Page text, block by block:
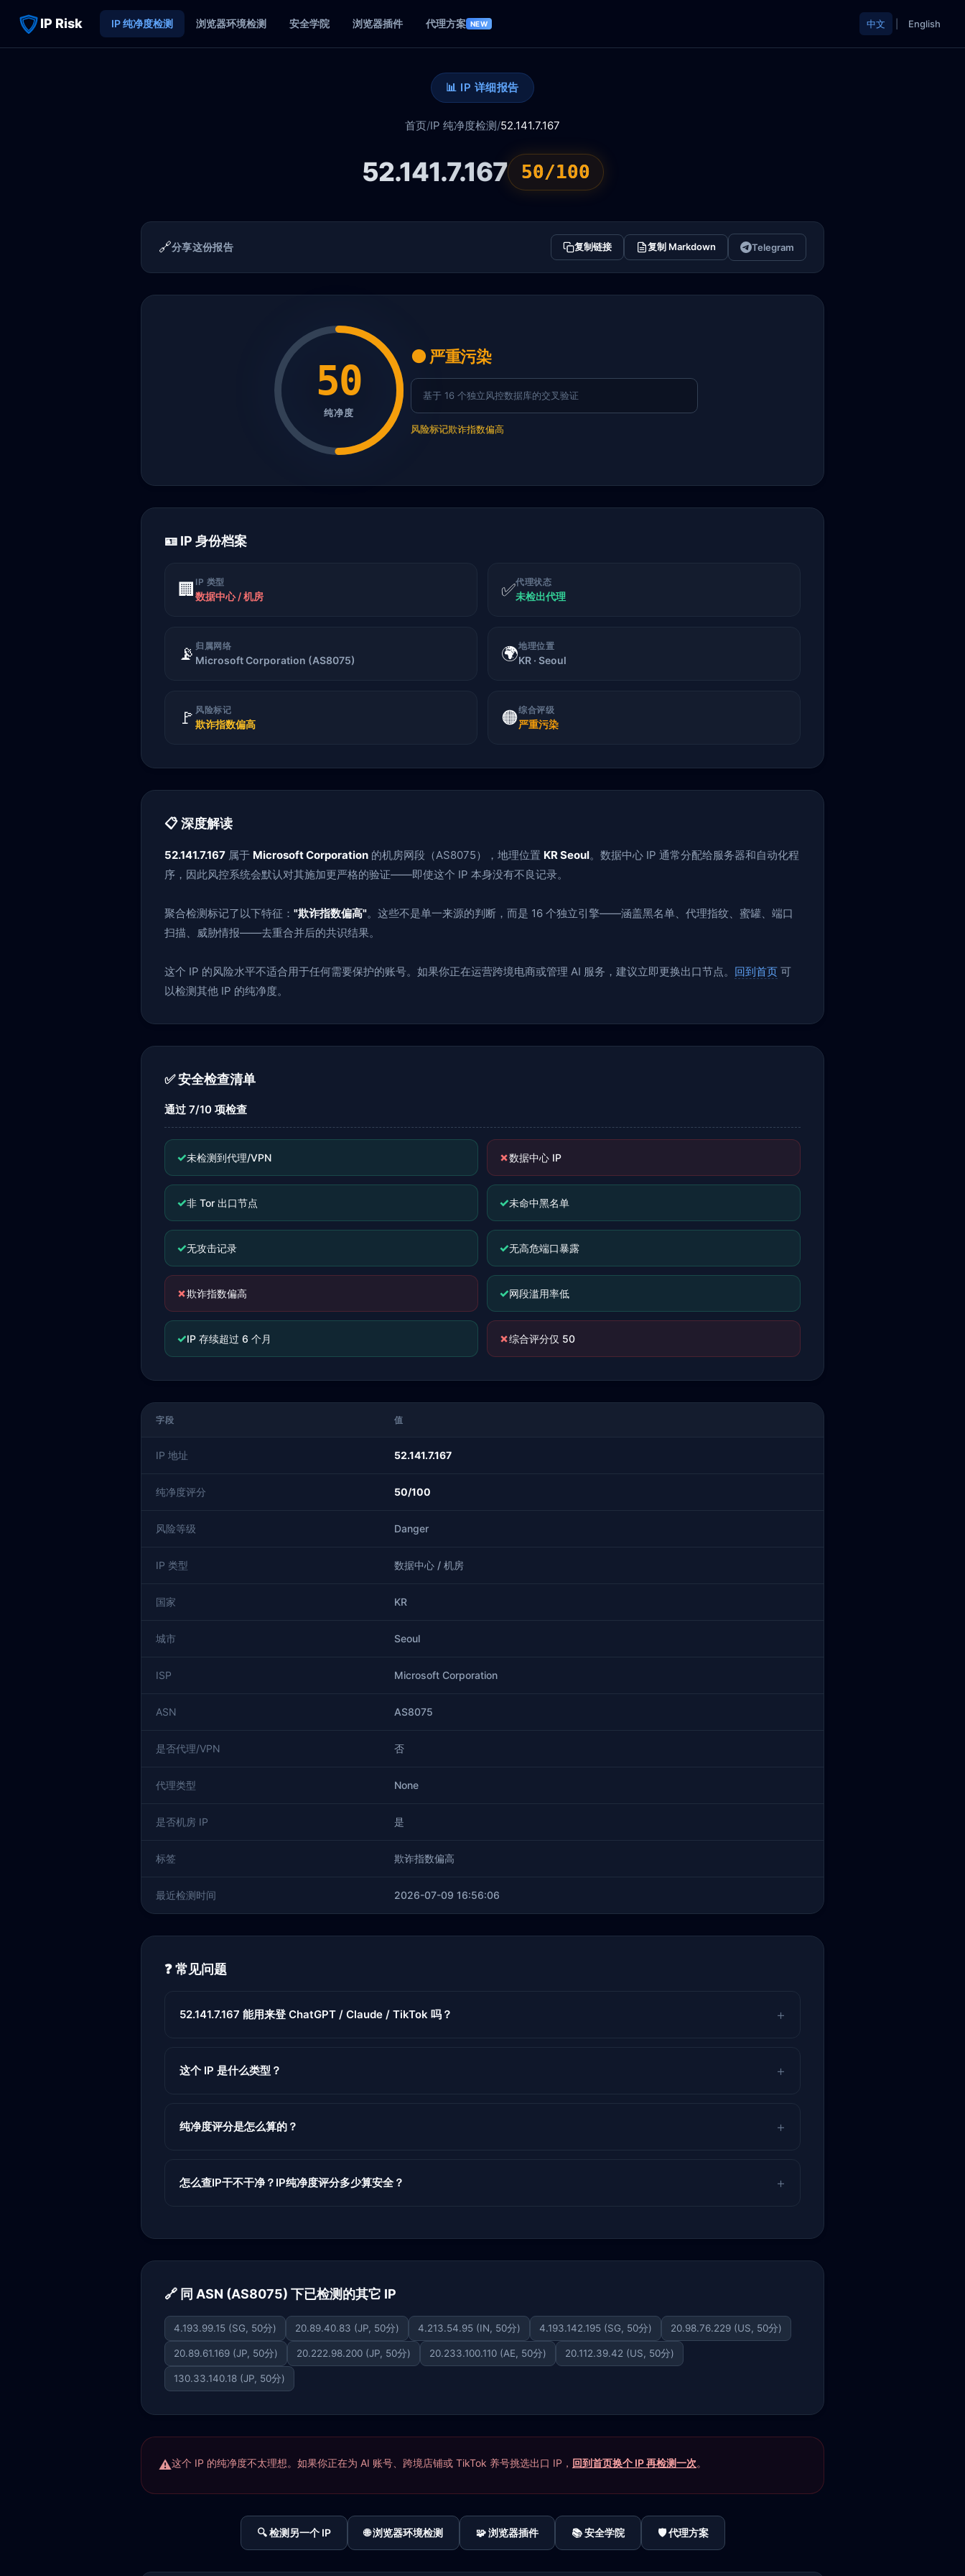
IP Risk IP 纯净度检测 浏览器环境检测 安全学院 浏览器插件 代理方案 NEW 中文 English
📊 IP 详细报告
首页/IP 纯净度检测/52.141.7.167
52.141.7.167 50/100
🔗分享这份报告 复制链接 复制 Markdown Telegram
50
纯净度
🟠 严重污染
基于 16 个独立风控数据库的交叉验证
风险标记欺诈指数偏高
🪪 IP 身份档案
🏢 IP 类型
数据中心 / 机房 ✅代理状态
未检出代理
📡 归属网络
Microsoft Corporation (AS8075) 🌍地理位置
KR · Seoul
🚩 风险标记
欺诈指数偏高 🟠综合评级
严重污染
📋 深度解读
52.141.7.167 属于 Microsoft Corporation 的机房网段（AS8075），地理位置 KR Seoul。数据中心 IP 通常分配给服务器和自动化程
序，因此风控系统会默认对其施加更严格的验证——即使这个 IP 本身没有不良记录。
聚合检测标记了以下特征： "欺诈指数偏高"。这些不是单一来源的判断，而是 16 个独立引擎——涵盖黑名单、代理指纹、蜜罐、端口
扫描、威胁情报——去重合并后的共识结果。
这个 IP 的风险水平不适合用于任何需要保护的账号。如果你正在运营跨境电商或管理 AI 服务，建议立即更换出口节点。 回到首页 可
以检测其他 IP 的纯净度。
✅ 安全检查清单
通过 7/10 项检查
✓未检测到代理/VPN ✗数据中心 IP
✓非 Tor 出口节点 ✓未命中黑名单
✓无攻击记录 ✓无高危端口暴露
✗欺诈指数偏高 ✓网段滥用率低
✓IP 存续超过 6 个月 ✗综合评分仅 50
字段 值
IP 地址 52.141.7.167
纯净度评分 50/100
风险等级 Danger
IP 类型 数据中心 / 机房
国家 KR
城市 Seoul
ISP Microsoft Corporation
ASN AS8075
是否代理/VPN 否
代理类型 None
是否机房 IP 是
标签 欺诈指数偏高
最近检测时间 2026-07-09 16:56:06
❓ 常见问题
52.141.7.167 能用来登 ChatGPT / Claude / TikTok 吗？
这个 IP 是什么类型？
纯净度评分是怎么算的？
怎么查IP干不干净？IP纯净度评分多少算安全？
🔗 同 ASN (AS8075) 下已检测的其它 IP
4.193.99.15 (SG, 50分) 20.89.40.83 (JP, 50分) 4.213.54.95 (IN, 50分) 4.193.142.195 (SG, 50分) 20.98.76.229 (US, 50分)
20.89.61.169 (JP, 50分) 20.222.98.200 (JP, 50分) 20.233.100.110 (AE, 50分) 20.112.39.42 (US, 50分)
130.33.140.18 (JP, 50分)
这个 IP 的纯净度不太理想。如果你正在为 AI 账号、跨境店铺或 TikTok 养号挑选出口 IP， 回到首页换个 IP 再检测一次。
🔍 检测另一个 IP 🌐 浏览器环境检测 🧩 浏览器插件 📚 安全学院 🛡️ 代理方案